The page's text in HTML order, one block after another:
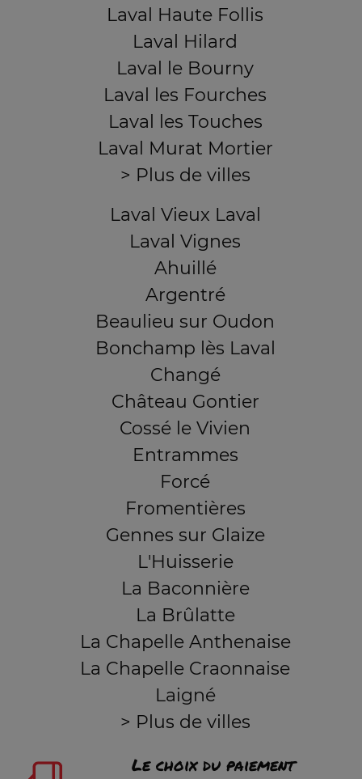
Laval Haute Follis
Laval Hilard
Laval le Bourny
Laval les Fourches
Laval les Touches
Laval Murat Mortier
> Plus de villes
Laval Vieux Laval
Laval Vignes
Ahuillé
Argentré
Beaulieu sur Oudon
Bonchamp lès Laval
Changé
Château Gontier
Cossé le Vivien
Entrammes
Forcé
Fromentières
Gennes sur Glaize
L'Huisserie
La Baconnière
La Brûlatte
La Chapelle Anthenaise
La Chapelle Craonnaise
Laigné
> Plus de villes
Le choix du paiement